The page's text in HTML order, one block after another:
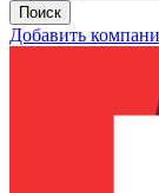
Поиск
Добавить